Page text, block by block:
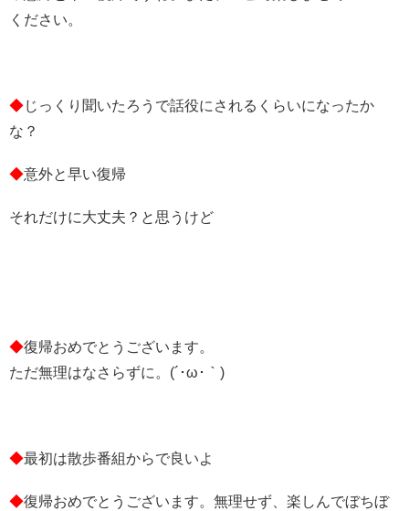
ください。
◆じっくり聞いたろうで話役にされるくらいになったか
な？
◆意外と早い復帰
それだけに大丈夫？と思うけど
◆復帰おめでとうございます。
ただ無理はなさらずに。(´･ω･｀)
◆最初は散歩番組からで良いよ
◆復帰おめでとうございます。無理せず、楽しんでぼちぼ